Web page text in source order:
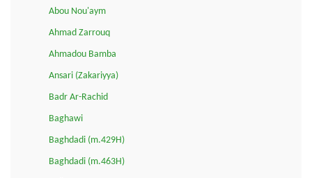
Abou Nou'aym
Ahmad Zarrouq
Ahmadou Bamba
Ansari (Zakariyya)
Badr Ar-Rachid
Baghawi
Baghdadi (m.429H)
Baghdadi (m.463H)